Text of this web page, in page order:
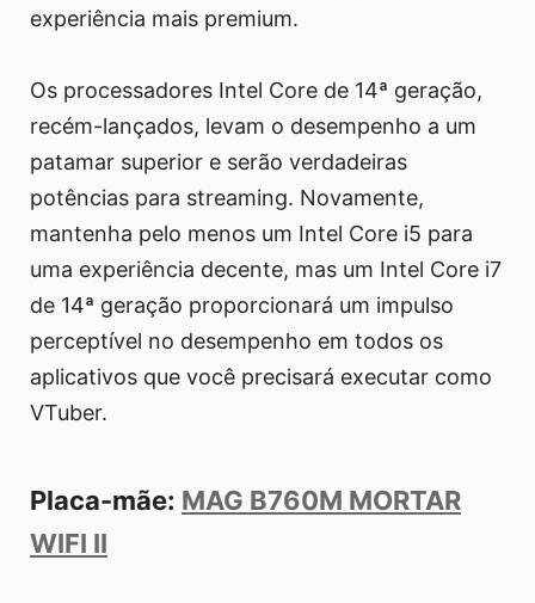
experiência mais premium.
Os processadores Intel Core de 14ª geração,
recém-lançados, levam o desempenho a um
patamar superior e serão verdadeiras
potências para streaming. Novamente,
mantenha pelo menos um Intel Core i5 para
uma experiência decente, mas um Intel Core i7
de 14ª geração proporcionará um impulso
perceptível no desempenho em todos os
aplicativos que você precisará executar como
VTuber.
Placa-mãe: MAG B760M MORTAR
WIFI II